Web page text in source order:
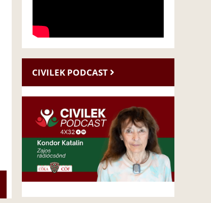
CIVILEK PODCAST